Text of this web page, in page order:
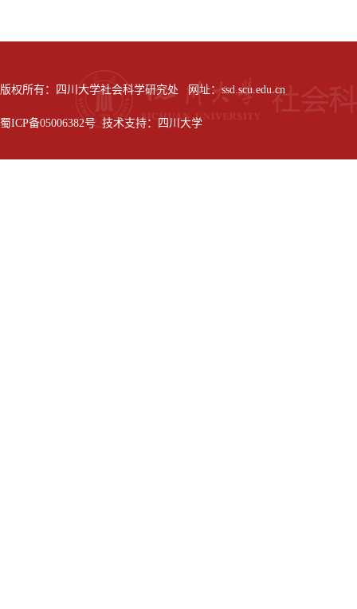
版权所有：四川大学社会科学研究处 网址：ssd.scu.edu.cn
蜀ICP备05006382号 技术支持：四川大学